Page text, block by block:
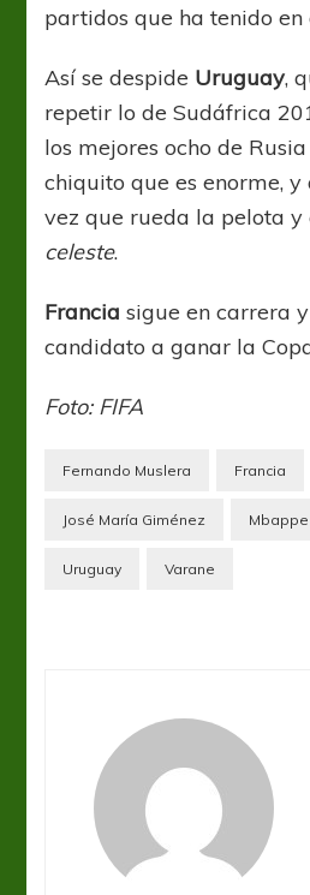
partidos que ha tenido en
Así se despide Uruguay,
repetir lo de Sudáfrica
los mejores ocho de
chiquito que es enorme, y
vez que rueda la pelota
celeste.
Francia sigue en carrera
candidato a ganar la
Foto: FIFA
Fernando Muslera Francia
José María Giménez Mbappe
Uruguay Varane